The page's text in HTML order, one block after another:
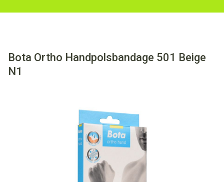
Bota Ortho Handpolsbandage 501 Beige
N1